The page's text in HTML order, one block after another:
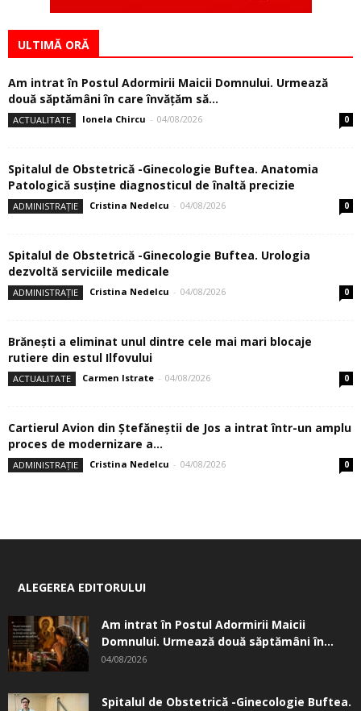
ULTIMĂ ORĂ
Am intrat în Postul Adormirii Maicii Domnului. Urmează
două săptămâni în care învăţăm să...
ACTUALITATE Ionela Chircu - 04/08/2026 0
Spitalul de Obstetrică -Ginecologie Buftea. Anatomia
Patologică susţine diagnosticul de înaltă precizie
ADMINISTRAȚIE Cristina Nedelcu - 04/08/2026 0
Spitalul de Obstetrică -Ginecologie Buftea. Urologia
dezvoltă serviciile medicale
ADMINISTRAȚIE Cristina Nedelcu - 04/08/2026 0
Brănești a eliminat unul dintre cele mai mari blocaje
rutiere din estul Ilfovului
ACTUALITATE Carmen Istrate - 04/08/2026 0
Cartierul Avion din Ştefăneştii de Jos a intrat într-un amplu
proces de modernizare a...
ADMINISTRAȚIE Cristina Nedelcu - 04/08/2026 0
ALEGEREA EDITORULUI
Am intrat în Postul Adormirii Maicii
Domnului. Urmează două săptămâni în...
04/08/2026
Spitalul de Obstetrică -Ginecologie Buftea.